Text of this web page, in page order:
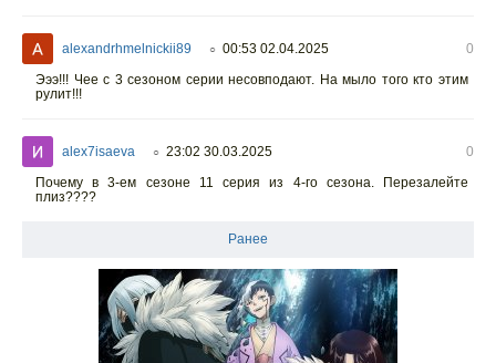
alexandrhmelnickii89 ○ 00:53 02.04.2025
0
Эээ!!! Чее с 3 сезоном серии несовподают. На мыло того кто этим
рулит!!!
alex7isaeva ○ 23:02 30.03.2025
0
Почему в 3-ем сезоне 11 серия из 4-го сезона. Перезалейте
плиз????
Ранее